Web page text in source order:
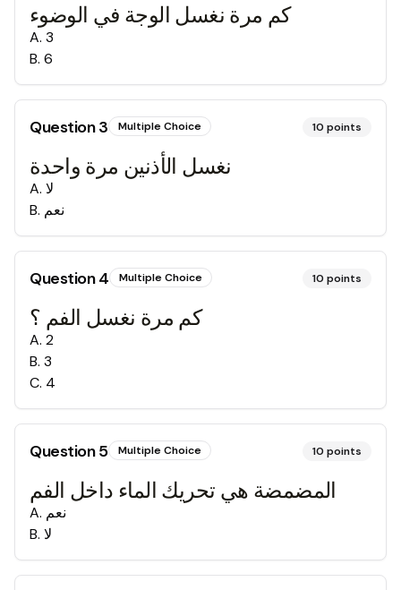
كم مرة نغسل الوجة في الوضوء
A. 3
B. 6
Question3 Multiple Choice 10 points
نغسل الأذنين مرة واحدة
A. لا
B. نعم
Question4 Multiple Choice 10 points
كم مرة نغسل الفم ؟
A. 2
B. 3
C. 4
Question5 Multiple Choice 10 points
المضمضة هي تحريك الماء داخل الفم
A. نعم
B. لا